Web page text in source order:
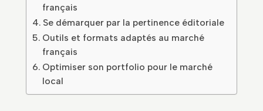
français
Se démarquer par la pertinence éditoriale
Outils et formats adaptés au marché
français
Optimiser son portfolio pour le marché
local